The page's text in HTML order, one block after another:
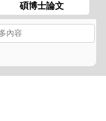
碩博士論文